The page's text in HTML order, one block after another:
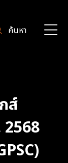
ค้นหา
ส์